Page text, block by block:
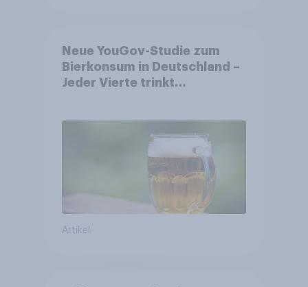
Neue YouGov-Studie zum
Bierkonsum in Deutschland –
Jeder Vierte trinkt
wächst um über 23 Prozent
Artikel